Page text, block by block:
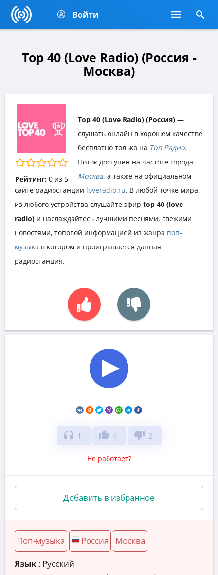
Войти
Top 40 (Love Radio) (Россия -
Москва)
Рейтинг: 0из 5
Top 40 (Love Radio) (Россия) —
слушать онлайн в хорошем качестве
бесплатно только на Топ Радио.
Поток доступен на частоте города
Москва, а также на официальном
сайте радиостанции loveradio.ru. В любой точке мира,
из любого устройства слушайте эфир top 40 (love
radio) и наслаждайтесь лучшими песнями, свежими
новостями, топовой информацией из жанра поп-
музыка в котором и проигрывается данная
радиостанция.
headphones 1 thumb_up 4 thumb_down 2
Не работает?
Добавить в избранное
Поп-музыка Россия Москва
Язык : Русский